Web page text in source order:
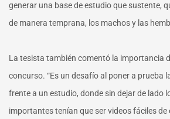
generar una base de estudio que sustente,
de manera temprana, los machos y las
La tesista también comentó la importancia
concurso. “Es un desafío al poner a prueba
frente a un estudio, donde sin dejar de lado
importantes tenían que ser videos fáciles